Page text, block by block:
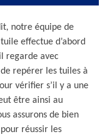
notre équipe de
effectue d’abord
regarde avec
repérer les tuiles à
vérifier s’il y a une
être ainsi au
assurons de bien
réussir les